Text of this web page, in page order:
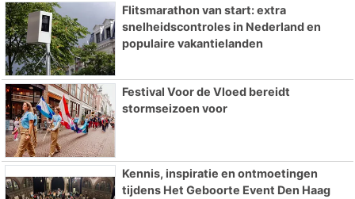
Flitsmarathon van start: extra
snelheidscontroles in Nederland en
populaire vakantielanden
Festival Voor de Vloed bereidt
stormseizoen voor
Kennis, inspiratie en ontmoetingen
tijdens Het Geboorte Event Den Haag